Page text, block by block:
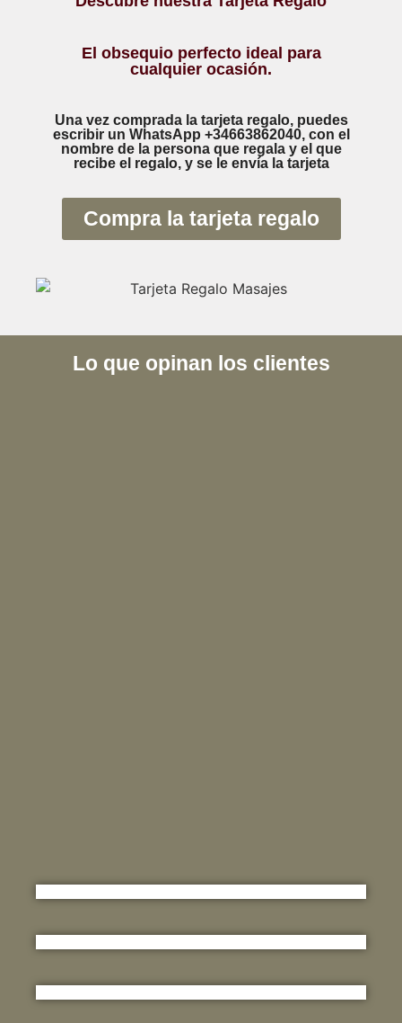
El obsequio perfecto ideal para
cualquier ocasión.
Una vez comprada la tarjeta regalo, puedes
escribir un WhatsApp +34663862040, con el
nombre de la persona que regala y el que
recibe el regalo, y se le envía la tarjeta
Compra la tarjeta regalo
Lo que opinan los clientes